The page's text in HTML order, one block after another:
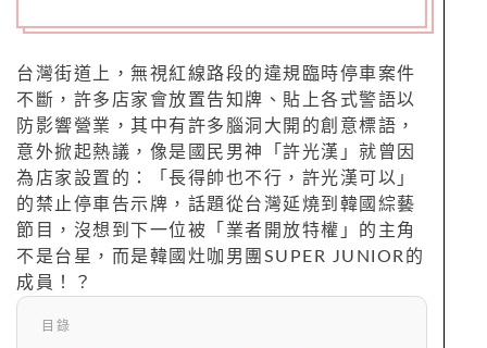
台灣街道上，無視紅線路段的違規臨時停車案件
不斷，許多店家會放置告知牌、貼上各式警語以
防影響營業，其中有許多腦洞大開的創意標語，
意外掀起熱議，像是國民男神「許光漢」就曾因
為店家設置的：「長得帥也不行，許光漢可以」
的禁止停車告示牌，話題從台灣延燒到韓國綜藝
節目，沒想到下一位被「業者開放特權」的主角
不是台星，而是韓國灶咖男團SUPER JUNIOR的
成員！？
目錄